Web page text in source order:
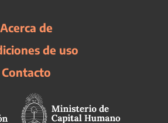
Acerca de
de uso
Contacto